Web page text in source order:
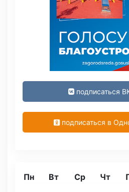
подписаться
подписаться в
Пн Вт Ср Чт